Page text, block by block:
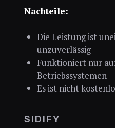
Nachteile:
Die Leistung ist
unzuverlässig
Funktioniert nur
Betriebssystemen
Es ist nicht
SIDIFY